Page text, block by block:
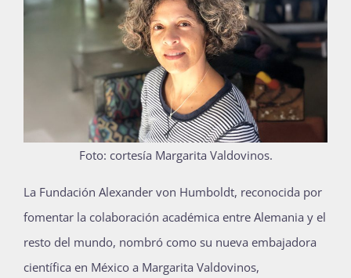
Súmate
Publicaciones
Bienvenida generación 2027-1
Foto: cortesía Margarita Valdovinos.
La Fundación Alexander von Humboldt, reconocida por
fomentar la colaboración académica entre Alemania y el
resto del mundo, nombró como su nueva embajadora
científica en México a Margarita Valdovinos,